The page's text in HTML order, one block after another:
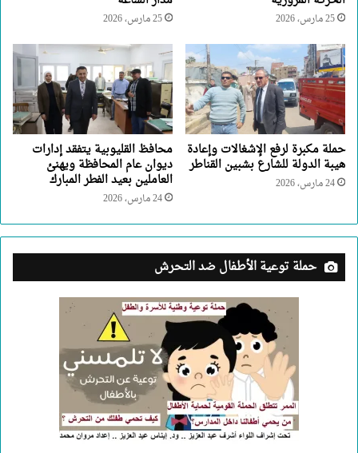
25 مارس، 2026 25 مارس، 2026
حملة مكبرة لرفع الإشغالات وإعادة
هيبة الدولة للشارع بشبين القناطر
24 مارس، 2026
محافظ القليوبية يتفقد إدارات
ديوان عام المحافظة ويهنئ
العاملين بعيد الفطر المبارك
24 مارس، 2026
حملة توعية الأطفال ضد التحرش